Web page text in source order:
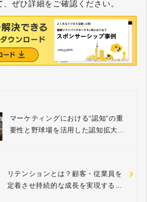
ぜひ詳細をご確認ください。
マーケティングにおける“認知”の重
要性と野球場を活用した認知拡大の
リテンションとは？顧客・従業員を
定着させ持続的な成長を実現する戦